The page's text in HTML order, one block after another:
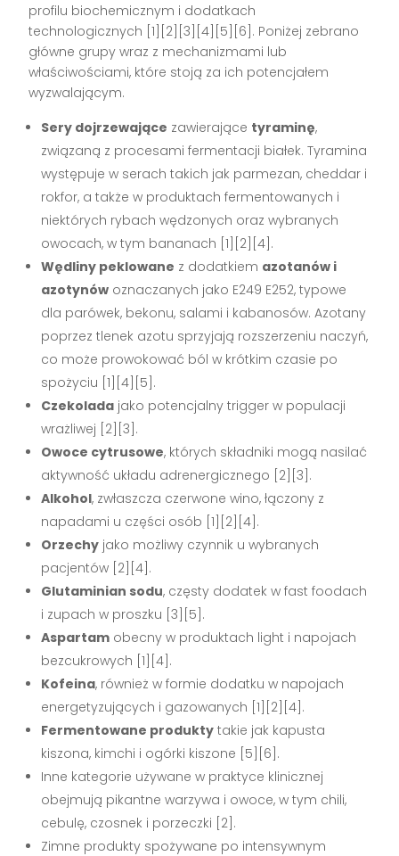
profilu biochemicznym i dodatkach
technologicznych [1][2][3][4][5][6]. Poniżej zebrano
główne grupy wraz z mechanizmami lub
właściwościami, które stoją za ich potencjałem
wyzwalającym.
Sery dojrzewające zawierające tyraminę,
związaną z procesami fermentacji białek. Tyramina
występuje w serach takich jak parmezan, cheddar i
rokfor, a także w produktach fermentowanych i
niektórych rybach wędzonych oraz wybranych
owocach, w tym bananach [1][2][4].
Wędliny peklowane z dodatkiem azotanów i
azotynów oznaczanych jako E249 E252, typowe
dla parówek, bekonu, salami i kabanosów. Azotany
poprzez tlenek azotu sprzyjają rozszerzeniu naczyń,
co może prowokować ból w krótkim czasie po
spożyciu [1][4][5].
Czekolada jako potencjalny trigger w populacji
wrażliwej [2][3].
Owoce cytrusowe, których składniki mogą nasilać
aktywność układu adrenergicznego [2][3].
Alkohol, zwłaszcza czerwone wino, łączony z
napadami u części osób [1][2][4].
Orzechy jako możliwy czynnik u wybranych
pacjentów [2][4].
Glutaminian sodu, częsty dodatek w fast foodach
i zupach w proszku [3][5].
Aspartam obecny w produktach light i napojach
bezcukrowych [1][4].
Kofeina, również w formie dodatku w napojach
energetyzujących i gazowanych [1][2][4].
Fermentowane produkty takie jak kapusta
kiszona, kimchi i ogórki kiszone [5][6].
Inne kategorie używane w praktyce klinicznej
obejmują pikantne warzywa i owoce, w tym chili,
cebulę, czosnek i porzeczki [2].
Zimne produkty spożywane po intensywnym